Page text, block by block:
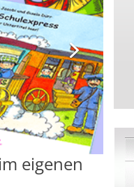
eigenen